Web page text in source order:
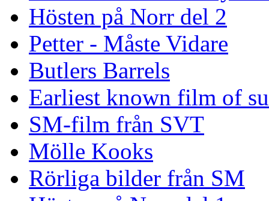
Hösten på Norr del 2
Petter - Måste Vidare
Butlers Barrels
Earliest known film of
SM-film från SVT
Mölle Kooks
Rörliga bilder från SM